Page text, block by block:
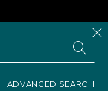
ADVANCED SEARCH